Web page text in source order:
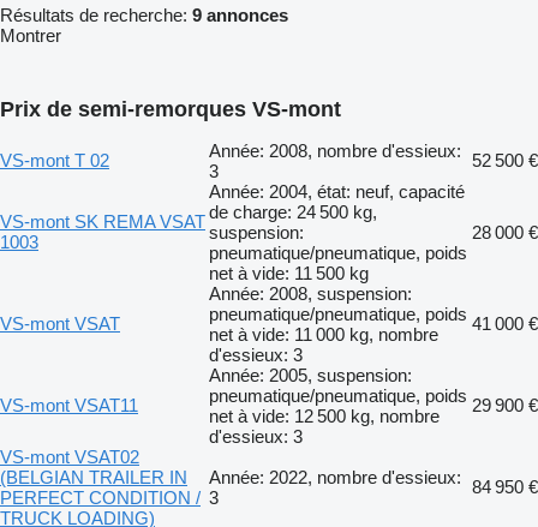
Résultats de recherche: 9 annonces
Montrer
Prix de semi-remorques VS-mont
VS-mont T 02
Année: 2008, nombre d'essieux:
3
52 500 €
VS-mont SK REMA VSAT
1003
Année: 2004, état: neuf, capacité
de charge: 24 500 kg,
suspension:
pneumatique/pneumatique, poids
net à vide: 11 500 kg
28 000 €
VS-mont VSAT
Année: 2008, suspension:
pneumatique/pneumatique, poids
net à vide: 11 000 kg, nombre
d'essieux: 3
41 000 €
VS-mont VSAT11
Année: 2005, suspension:
pneumatique/pneumatique, poids
net à vide: 12 500 kg, nombre
d'essieux: 3
29 900 €
VS-mont VSAT02
(BELGIAN TRAILER IN
PERFECT CONDITION /
TRUCK LOADING)
Année: 2022, nombre d'essieux:
3
84 950 €